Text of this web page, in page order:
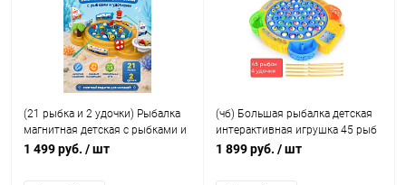
(21 рыбка и 2 удочки) Рыбалка
магнитная детская с рыбками и
удочками
1 499 руб. / шт
(чб) Большая рыбалка детская
интерактивная игрушка 45 рыб
со звуком
1 899 руб. / шт